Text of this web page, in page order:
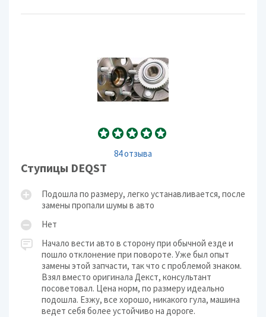
84 отзыва
Ступицы DEQST
Подошла по размеру, легко устанавливается, после
замены пропали шумы в авто
Нет
Начало вести авто в сторону при обычной езде и
пошло отклонение при повороте. Уже был опыт
замены этой запчасти, так что с проблемой знаком.
Взял вместо оригинала Декст, консультант
посоветовал. Цена норм, по размеру идеально
подошла. Езжу, все хорошо, никакого гула, машина
ведет себя более устойчиво на дороге.